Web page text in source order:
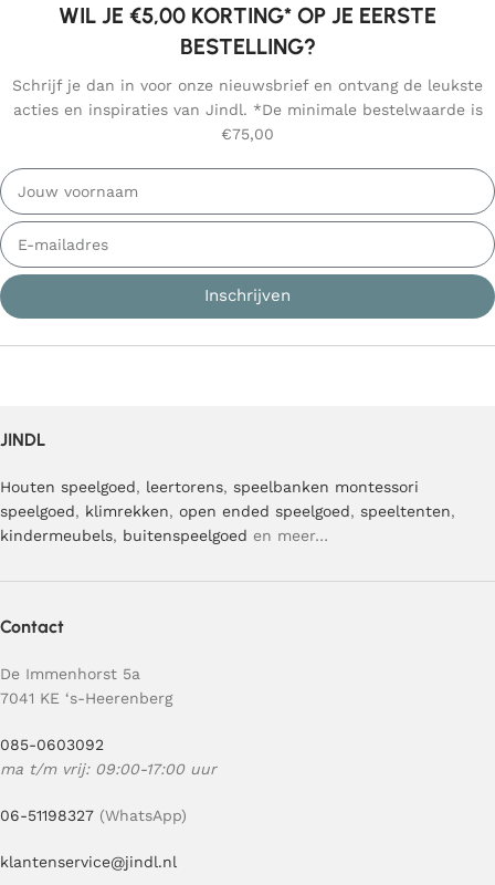
WIL JE €5,00 KORTING* OP JE EERSTE
BESTELLING?
Schrijf je dan in voor onze nieuwsbrief en ontvang de leukste
acties en inspiraties van Jindl. *De minimale bestelwaarde is
€75,00
Inschrijven
JINDL
Houten speelgoed, leertorens, speelbanken montessori
speelgoed, klimrekken, open ended speelgoed, speeltenten,
kindermeubels, buitenspeelgoed en meer…
Contact
De Immenhorst 5a
7041 KE ‘s-Heerenberg
085-0603092
ma t/m vrij: 09:00-17:00 uur
06-51198327 (WhatsApp)
klantenservice@jindl.nl